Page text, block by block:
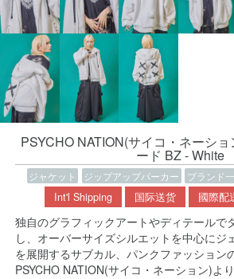
PSYCHO NATION(サイコ・ネーシ
ード BZ - White
ジャケット ジップアップパーカー ブランド
Int'l Shipping 国际送货 國際配
独自のグラフィックアートやディテールで
し、オーバーサイズシルエットを中心にジ
を展開するサブカル、パンクファッション
PSYCHO NATION(サイコ・ネーション)よ